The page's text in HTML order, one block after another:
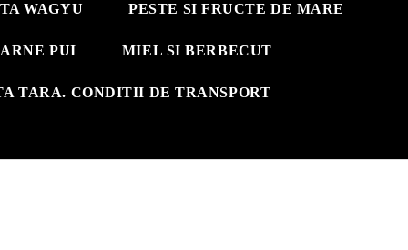
WAGYU PESTE SI FRUCTE DE MARE
PUI MIEL SI BERBECUT
TARA. CONDITII DE TRANSPORT